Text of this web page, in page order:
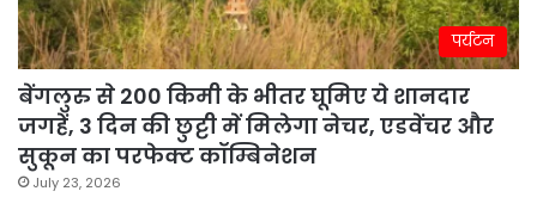
पर्यटन
बेंगलुरु से 200 किमी के भीतर घूमिए ये शानदार
जगहें, 3 दिन की छुट्टी में मिलेगा नेचर, एडवेंचर और
सुकून का परफेक्ट कॉम्बिनेशन
July 23, 2026